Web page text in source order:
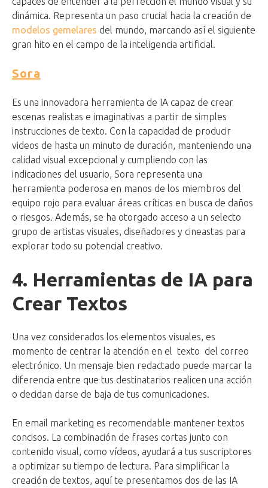
dinámica. Representa un paso crucial hacia la creación de
modelos gemelares del mundo, marcando así el siguiente
gran hito en el campo de la inteligencia artificial.
Sora
Es una innovadora herramienta de IA capaz de crear
escenas realistas e imaginativas a partir de simples
instrucciones de texto. Con la capacidad de producir
videos de hasta un minuto de duración, manteniendo una
calidad visual excepcional y cumpliendo con las
indicaciones del usuario, Sora representa una
herramienta poderosa en manos de los miembros del
equipo rojo para evaluar áreas críticas en busca de daños
o riesgos. Además, se ha otorgado acceso a un selecto
grupo de artistas visuales, diseñadores y cineastas para
explorar todo su potencial creativo.
4. Herramientas de IA para
Crear Textos
Una vez considerados los elementos visuales, es
momento de centrar la atención en el texto del correo
electrónico. Un mensaje bien redactado puede marcar la
diferencia entre que tus destinatarios realicen una acción
o decidan darse de baja de tus comunicaciones.
En email marketing es recomendable mantener textos
concisos. La combinación de frases cortas junto con
contenido visual, como vídeos, ayudará a tus suscriptores
a optimizar su tiempo de lectura. Para simplificar la
creación de textos, aquí te presentamos dos de las IA